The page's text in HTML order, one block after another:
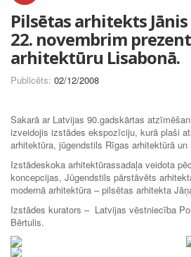
Pilsētas arhitekts Jānis
22. novembrim
arhitektūru Lisabonā.
Publicēts: 02/12/2008
Sakarā ar Latvijas 90.gadskārtas
izveidojis izstādes ekspozīciju, kurā plaši
arhitektūra, jūgendstils Rīgas arhitektūrā un
Izstādeskoka arhitektūrassadaļa veidota
koncepcijas, Jūgendstils pārstāvēts
modernā arhitektūra – pilsētas arhitekta
Izstādes kurators – Latvijas vēstniecība
Bērtulis.